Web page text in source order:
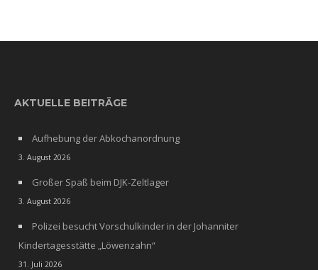
AKTUELLE BEITRÄGE
Aufhebung der Abkochanordnung
3. August 2026
Großer Spaß beim DJK-Zeltlager
3. August 2026
Polizei besucht Vorschulkinder in der Johanniter
Kindertagesstätte „Löwenzahn“
31. Juli 2026